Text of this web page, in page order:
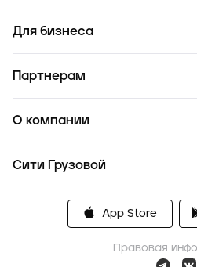
Для бизнеса
Партнерам
О компании
Сити Грузовой
App Store
Правовая